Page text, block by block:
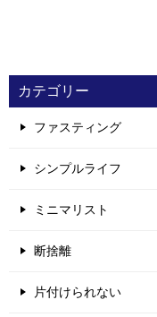
カテゴリー
ファスティング
シンプルライフ
ミニマリスト
断捨離
片付けられない